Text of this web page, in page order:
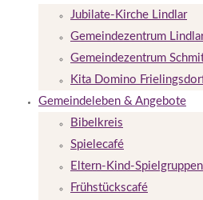
Jubilate-Kirche Lindlar
Gemeindezentrum
Gemeindezentrum
Kita Domino
Gemeindeleben & Angebote
Bibelkreis
Spielecafé
Eltern-Kind-Spielgruppen
Frühstückscafé